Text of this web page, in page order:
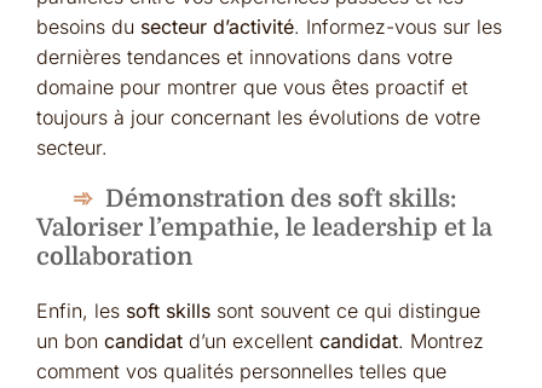
besoins du secteur d’activité. Informez-vous sur les
dernières tendances et innovations dans votre
domaine pour montrer que vous êtes proactif et
toujours à jour concernant les évolutions de votre
secteur.
Démonstration des soft skills:
Valoriser l’empathie, le leadership et la
collaboration
Enfin, les soft skills sont souvent ce qui distingue
un bon candidat d’un excellent candidat. Montrez
comment vos qualités personnelles telles que